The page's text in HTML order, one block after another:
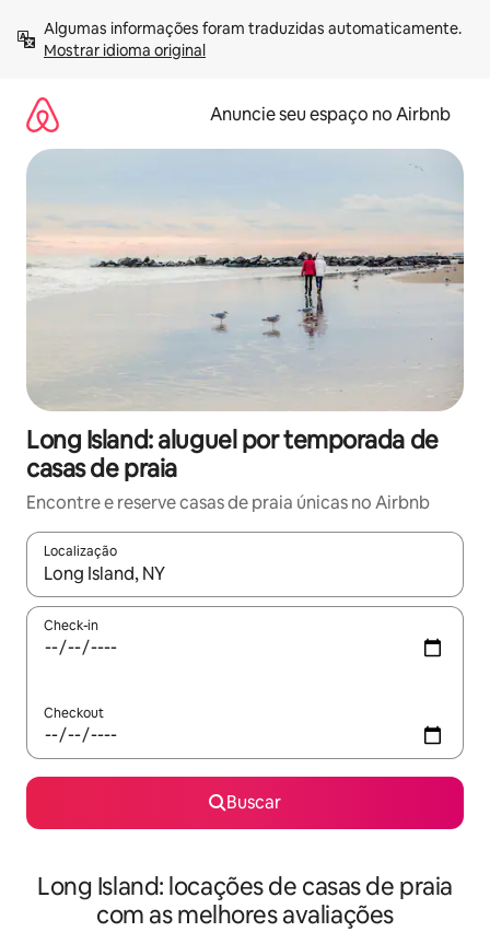
para
Mostrar idioma original
Anuncie seu espaço no Airbnb
Long Island: aluguel por temporada de
casas de praia
Encontre e reserve casas de praia únicas no Airbnb
Localização
Quando os resultados estiverem disponíveis, explore-os
Check-in
Checkout
Buscar
Long Island: locações de casas de praia
com as melhores avaliações